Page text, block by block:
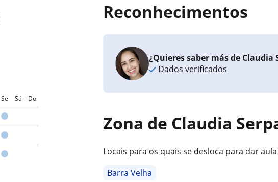
Se Sá Do
Reconhecimentos
¿Quieres saber más de Claudia
Dados verificados
Zona de Claudia
Locais para os quais se desloca para dar aula
Barra Velha